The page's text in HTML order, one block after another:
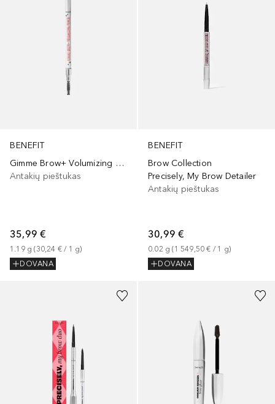
BENEFIT
Gimme Brow+ Volumizing Pencil
Antakių pieštukas
35,99 €
1.19 g (30,24 € / 1 g)
DOVANA
BENEFIT
Brow Collection
Precisely, My Brow Detailer
Antakių pieštukas
30,99 €
0.02 g (1 549,50 € / 1 g)
DOVANA